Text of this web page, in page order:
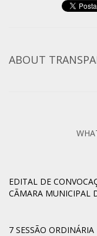
ABOUT
EDITAL DE
CÃMARA MUNICIPAL
7 SESSÃO ORDINÁRIA